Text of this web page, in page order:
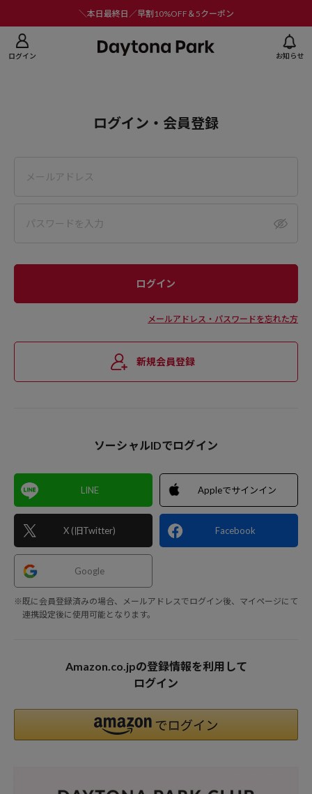
＼本日最終日／早割10%OFF＆5クーポン
ログイン お知らせ
ログイン・会員登録
メールアドレス・パスワードを忘れた方
新規会員登録
ソーシャルIDでログイン
LINE
X (旧Twitter)
Appleでサインイン
Facebook
Google
※既に会員登録済みの場合、メールアドレスでログイン後、マイページにて
連携設定後に使用可能となります。
Amazon.co.jpの登録情報を利用して
ログイン